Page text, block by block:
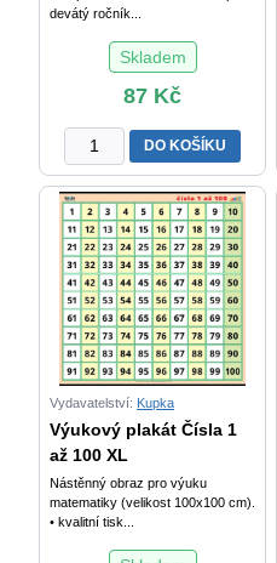
devátý ročník...
Skladem
87 Kč
Chemie
pro
2.
stupeň
ZŠ
–
pracovní
sešit
množství
DO KOŠÍKU
Vydavatelství: Kupka
Výukový plakát Čísla 1
až 100 XL
Nástěnný obraz pro výuku
matematiky (velikost 100x100 cm).
• kvalitní tisk...